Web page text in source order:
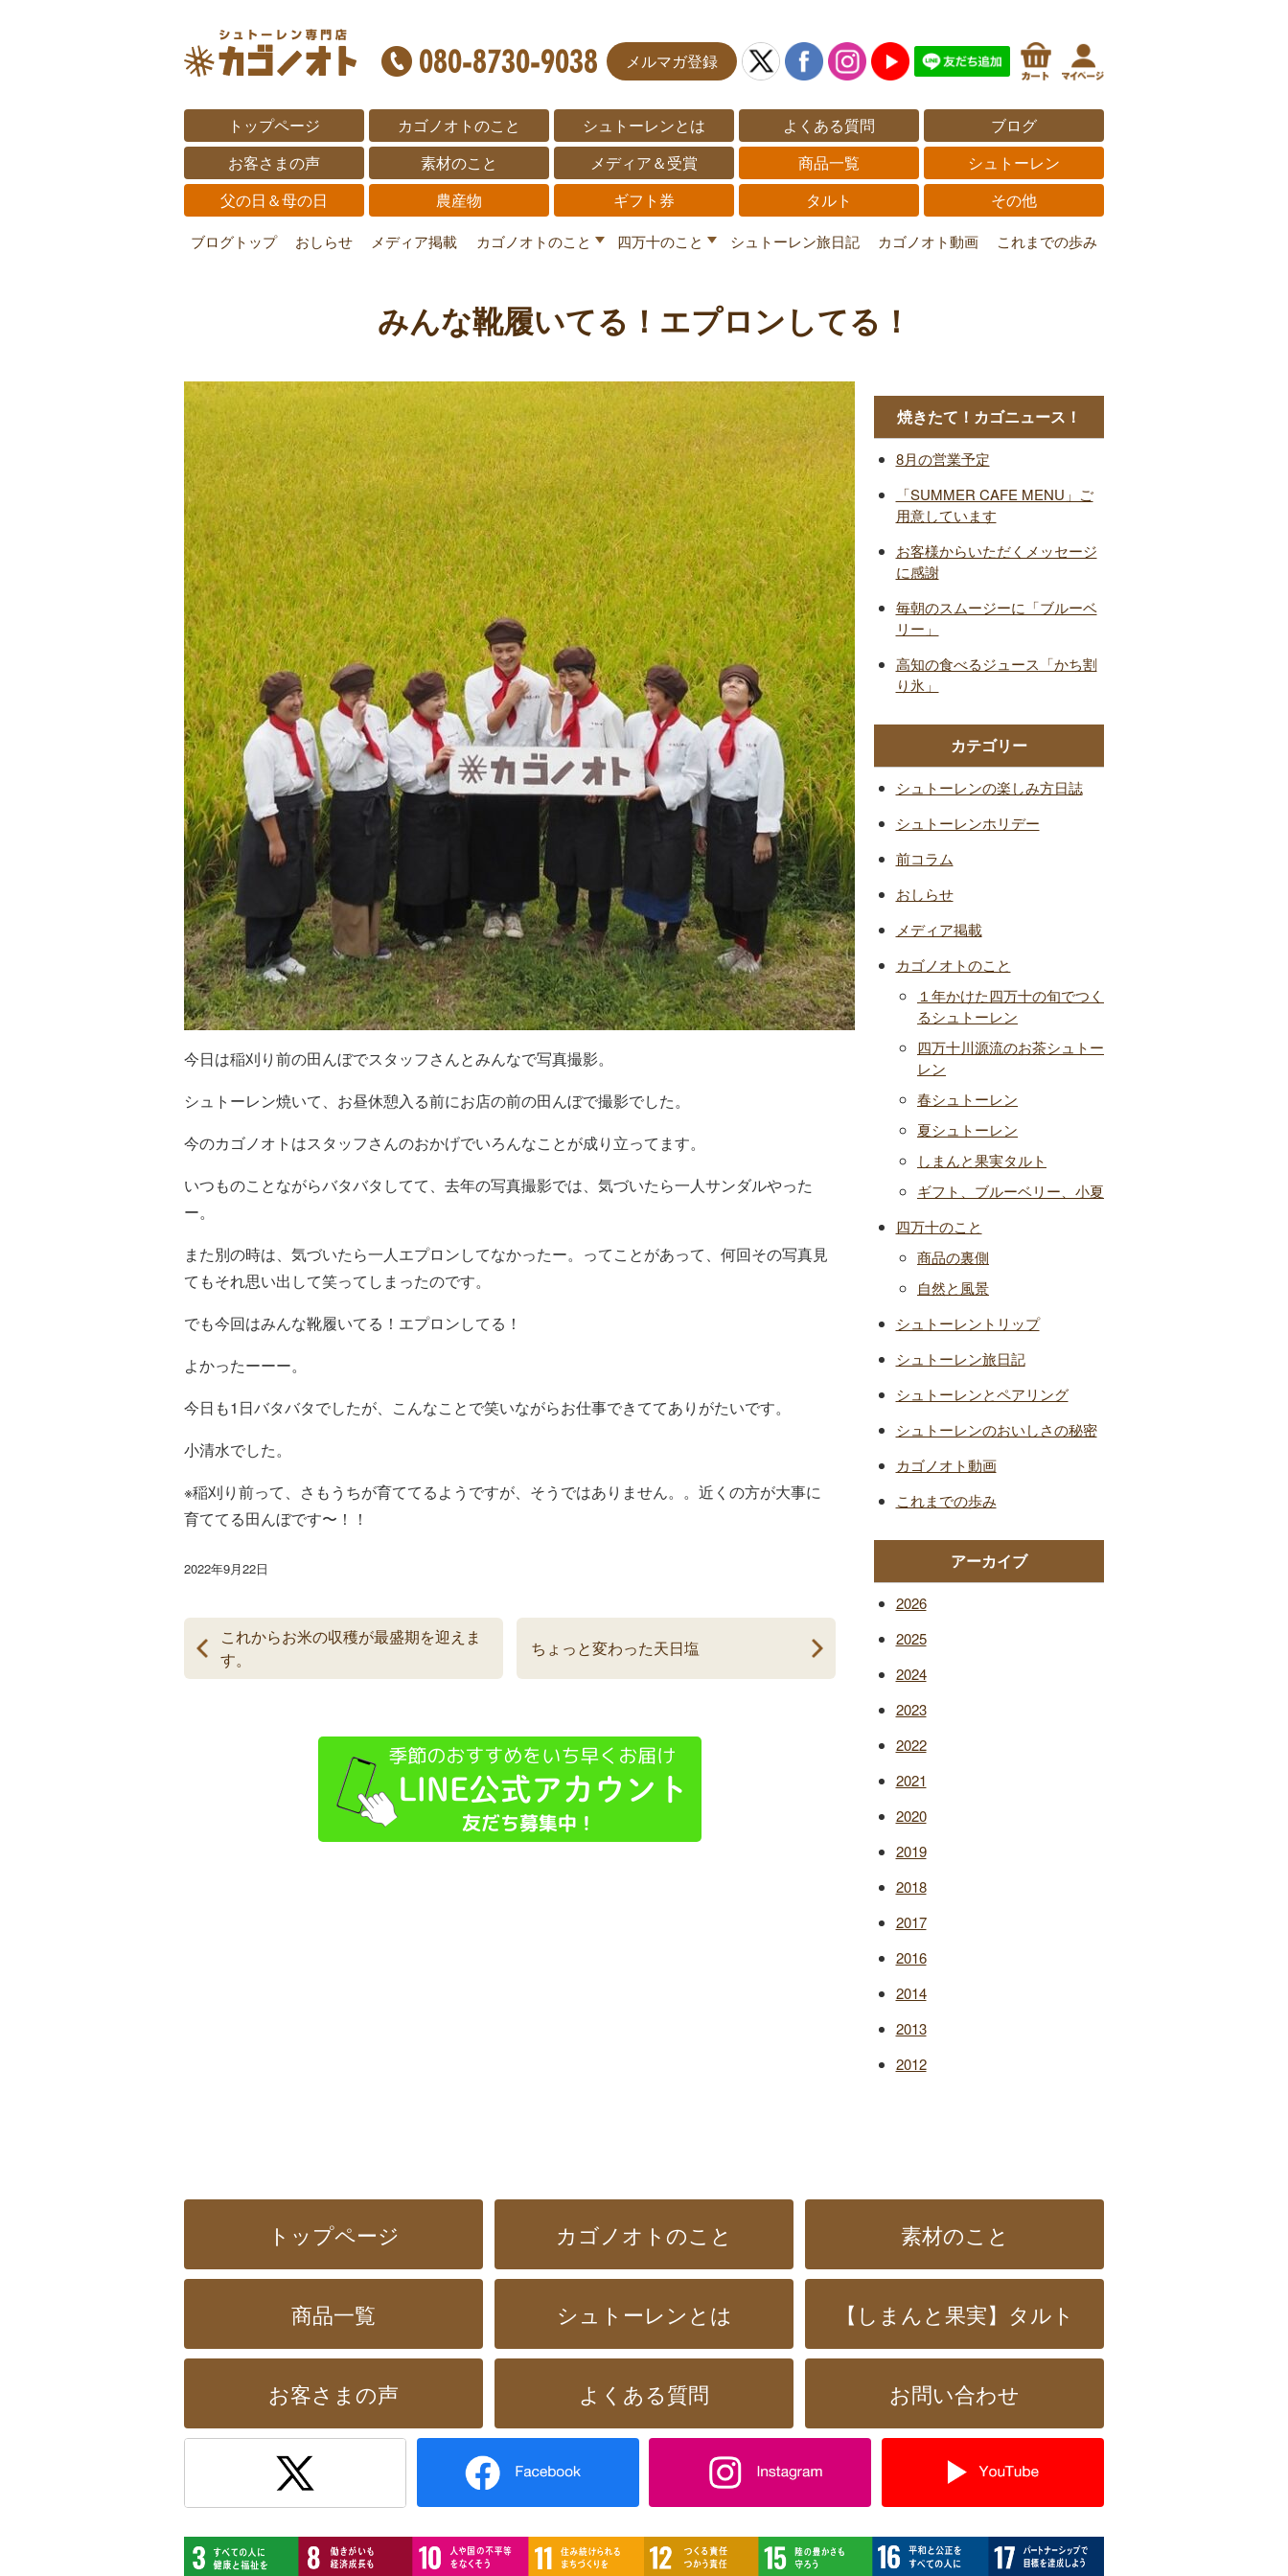
メルマガ登録
トップページ カゴノオトのこと シュトーレンとは よくある質問
ブログ
お客さまの声
素材のこと メディア＆受賞 商品一覧
シュトーレン
父の日＆母の日
農産物 ギフト券 タルト その他
ブログトップ おしらせ メディア掲載 カゴノオトのこと 四万十のこと シュトーレン旅日記 カゴノオト動画 これまでの歩み
みんな靴履いてる！エプロンしてる！
今日は稲刈り前の田んぼでスタッフさんとみんなで写真撮影。
シュトーレン焼いて、お昼休憩入る前にお店の前の田んぼで撮影でした。
今のカゴノオトはスタッフさんのおかげでいろんなことが成り立ってます。
いつものことながらバタバタしてて、去年の写真撮影では、気づいたら一人サンダルやった
ー。
また別の時は、気づいたら一人エプロンしてなかったー。ってことがあって、何回その写真見
てもそれ思い出して笑ってしまったのです。
でも今回はみんな靴履いてる！エプロンしてる！
よかったーーー。
今日も1日バタバタでしたが、こんなことで笑いながらお仕事できててありがたいです。
小清水でした。
※稲刈り前って、さもうちが育ててるようですが、そうではありません。。近くの方が大事に
育ててる田んぼです〜！！
2022年9月22日
これからお米の収穫が最盛期を迎えま
す。
ちょっと変わった天日塩
焼きたて！カゴニュース！
8月の営業予定
「SUMMER CAFE MENU」ご
用意しています
お客様からいただくメッセージ
に感謝
毎朝のスムージーに「ブルーベ
リー」
高知の食べるジュース「かち割
り氷」
カテゴリー
シュトーレンの楽しみ方日誌
シュトーレンホリデー
前コラム
おしらせ
メディア掲載
カゴノオトのこと
１年かけた四万十の旬でつく
るシュトーレン
四万十川源流のお茶シュトー
レン
春シュトーレン
夏シュトーレン
しまんと果実タルト
ギフト、ブルーベリー、小夏
四万十のこと
商品の裏側
自然と風景
シュトーレントリップ
シュトーレン旅日記
シュトーレンとペアリング
シュトーレンのおいしさの秘密
カゴノオト動画
これまでの歩み
アーカイブ
2026
2025
2024
2023
2022
2021
2020
2019
2018
2017
2016
2014
2013
2012
トップページ カゴノオトのこと 素材のこと
商品一覧 シュトーレンとは 【しまんと果実】タルト
お客さまの声 よくある質問 お問い合わせ